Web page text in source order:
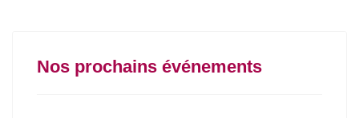
Nos prochains événements